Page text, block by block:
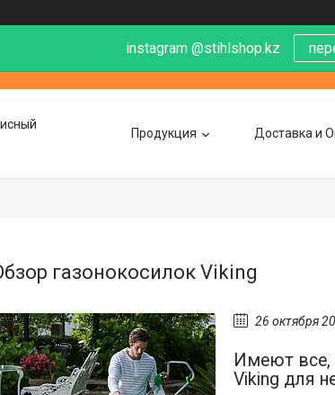
instagram @stihlshop.kz
Продукция Доставка и
газонокосилок Viking
26 октября
Имеют все,
Viking для